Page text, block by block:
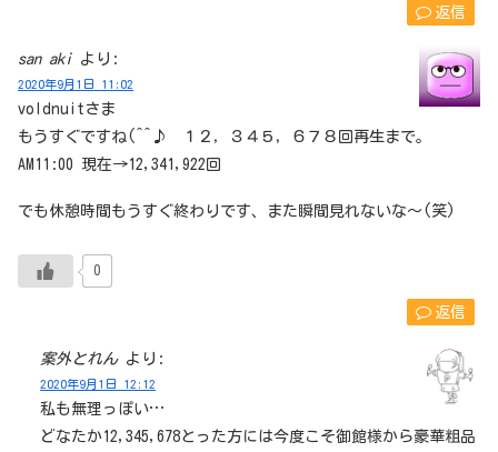
返信
san aki より:
2020年9月1日 11:02
voldnuitさま
もうすぐですね(^^♪ １２，３４５，６７８回再生まで。
AM11:00 現在→12,341,922回
でも休憩時間もうすぐ終わりです、また瞬間見れないな～(笑)
0
返信
案外とれん より:
2020年9月1日 12:12
私も無理っぽい…
どなたか12,345,678とった方には今度こそ御館様から豪華粗品